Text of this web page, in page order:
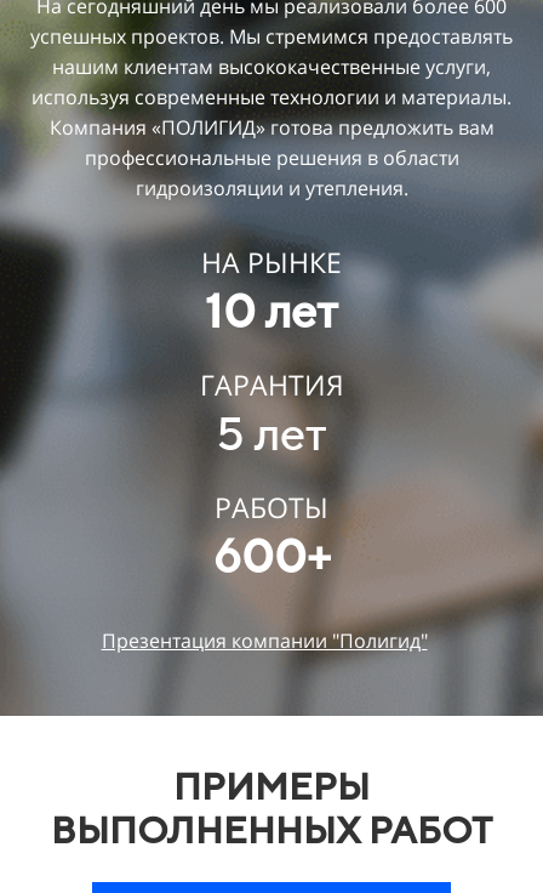
На сегодняшний день мы реализовали более 600
успешных проектов. Мы стремимся предоставлять
нашим клиентам высококачественные услуги,
используя современные технологии и материалы.
Компания «ПОЛИГИД» готова предложить вам
профессиональные решения в области
гидроизоляции и утепления.
НА РЫНКЕ
10 лет
ГАРАНТИЯ
5 лет
РАБОТЫ
600+
Презентация компании "Полигид"
ПРИМЕРЫ
ВЫПОЛНЕННЫХ РАБОТ